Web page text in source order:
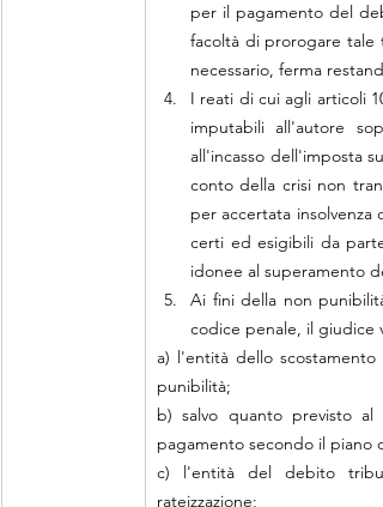
per il pagamento del
facoltà di prorogare tale
necessario, ferma
I reati di cui agli articoli
imputabili all'autore
all'incasso dell'imposta
conto della crisi non
per accertata
certi ed esigibili da
idonee al superamento
Ai fini della non
codice penale, il giudice
a) l'entità dello
punibilità;
b) salvo quanto previsto
pagamento secondo il piano
c) l'entità del debito
rateizzazione;